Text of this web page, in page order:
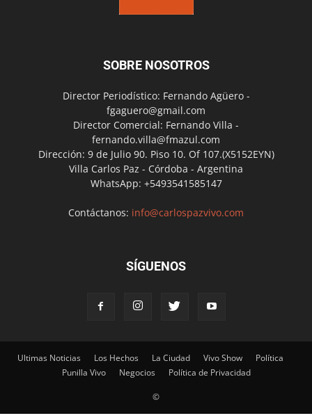
SOBRE NOSOTROS
Director Periodístico: Fernando Agüero -
fgaguero@gmail.com
Director Comercial: Fernando Villa -
fernando.villa@fmazul.com
Dirección: 9 de Julio 90. Piso 10. Of 107.(X5152EYN)
Villa Carlos Paz - Córdoba - Argentina
WhatsApp: +5493541585147
Contáctanos: info@carlospazvivo.com
SÍGUENOS
Ultimas Noticias Los Hechos La Ciudad Vivo Show
Política
Punilla Vivo
Negocios Política de Privacidad
©